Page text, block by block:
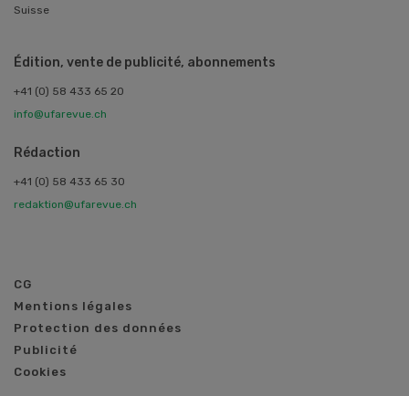
Suisse
Édition, vente de publicité, abonnements
+41 (0) 58 433 65 20
info@ufarevue.ch
Rédaction
+41 (0) 58 433 65 30
redaktion@ufarevue.ch
CG
Mentions légales
Protection des données
Publicité
Cookies